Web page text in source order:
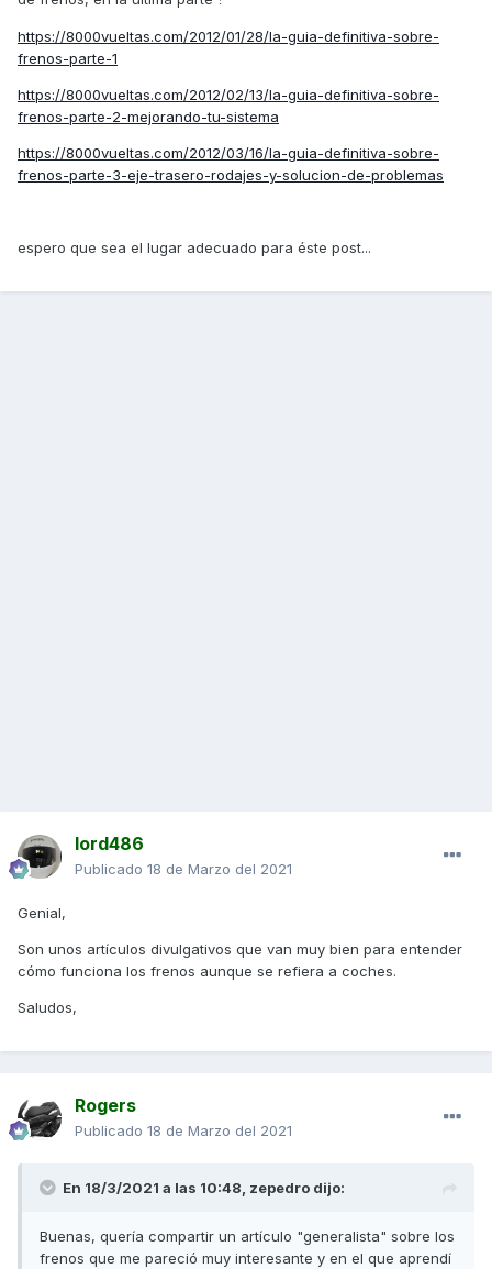
https://8000vueltas.com/2012/01/28/la-guia-definitiva-sobre-
frenos-parte-1
https://8000vueltas.com/2012/02/13/la-guia-definitiva-sobre-
frenos-parte-2-mejorando-tu-sistema
https://8000vueltas.com/2012/03/16/la-guia-definitiva-sobre-
frenos-parte-3-eje-trasero-rodajes-y-solucion-de-problemas
espero que sea el lugar adecuado para éste post...
lord486
Publicado 18 de Marzo del 2021
Genial,
Son unos artículos divulgativos que van muy bien para entender
cómo funciona los frenos aunque se refiera a coches.
Saludos,
Rogers
Publicado 18 de Marzo del 2021
En 18/3/2021 a las 10:48, zepedro dijo:
Buenas, quería compartir un artículo "generalista" sobre los
frenos que me pareció muy interesante y en el que aprendí